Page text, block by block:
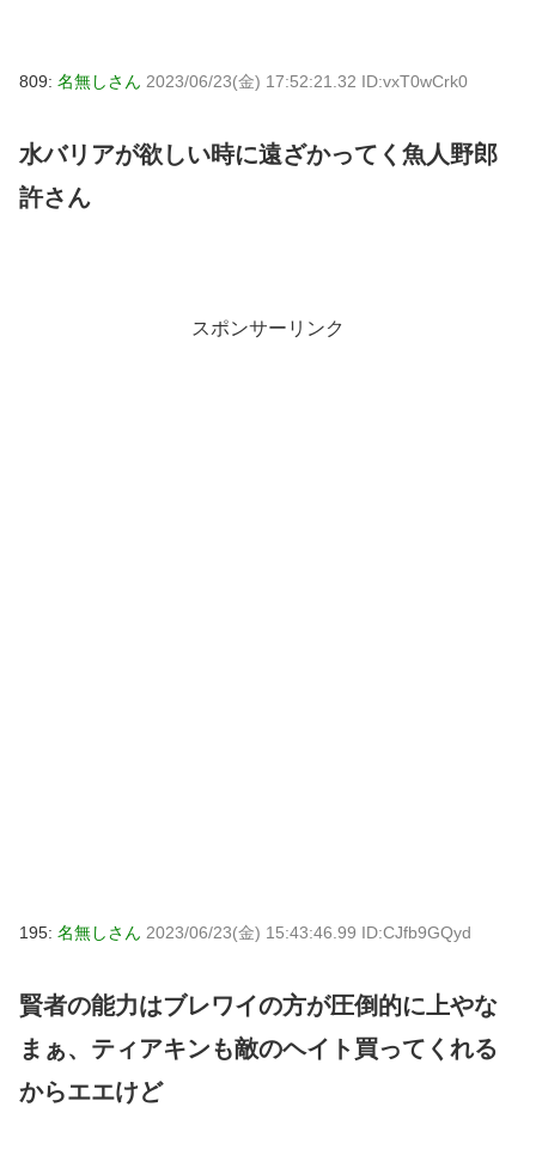
809: 名無しさん 2023/06/23(金) 17:52:21.32 ID:vxT0wCrk0
水バリアが欲しい時に遠ざかってく魚人野郎
許さん
スポンサーリンク
195: 名無しさん 2023/06/23(金) 15:43:46.99 ID:CJfb9GQyd
賢者の能力はブレワイの方が圧倒的に上やな
まぁ、ティアキンも敵のヘイト買ってくれる
からエエけど